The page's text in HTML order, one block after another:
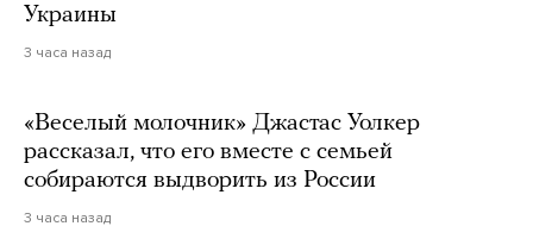
Украины
3 часа назад
«Веселый молочник» Джастас Уолкер
рассказал, что его вместе с семьей
собираются выдворить из России
3 часа назад